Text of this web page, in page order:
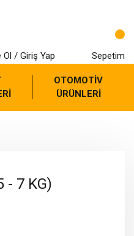
Ol / Giriş Yap Sepetim
OTOMOTİV
ÜRÜNLERİ
- 7 KG)